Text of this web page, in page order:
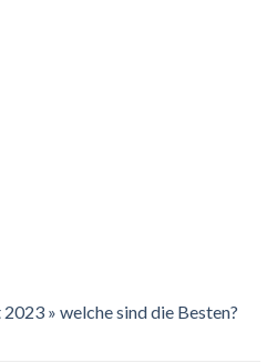
» welche sind die Besten?